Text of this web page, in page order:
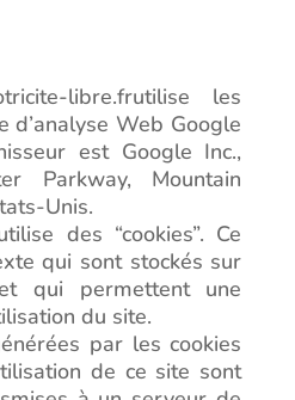
libre.frutilise les
d’analyse Web Google
est Google Inc.,
Parkway, Mountain
Unis.
des “cookies”. Ce
qui sont stockés sur
qui permettent une
du site.
par les cookies
de ce site sont